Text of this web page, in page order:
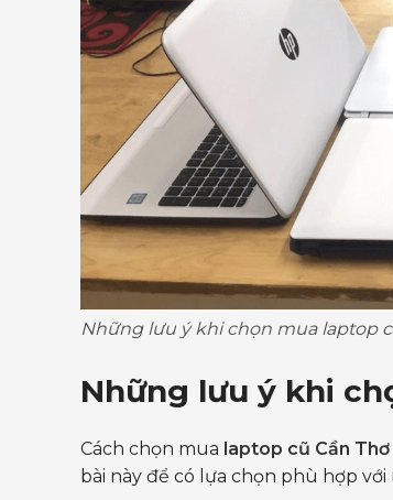
Những lưu ý khi chọn mua laptop
Những lưu ý khi
Cách chọn mua laptop cũ Cần
bài này để có lựa chọn phù hợp